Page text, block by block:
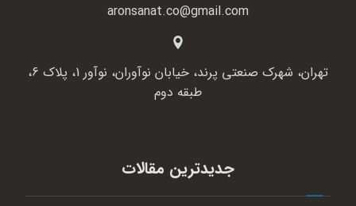
aronsanat.co@gmail.com
تهران، شهرک صنعتی پرند، خیابان نوآوران، نوآور 1، پلاک 6،
طبقه دوم
جدیدترین مقالات